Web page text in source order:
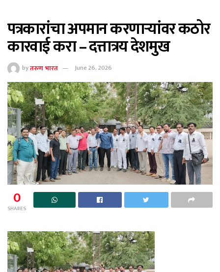
पत्रकारांचा अपमान करणाऱ्यांवर कठोर
कारवाई करा – दत्तात्रय देशमुख
byतरुण भारत June 26, 2026
0
SHARES